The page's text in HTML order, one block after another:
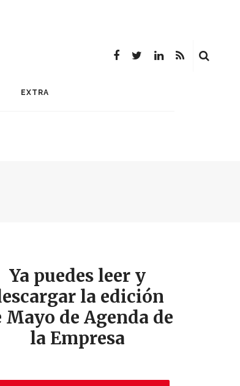
EXTRA
Ya puedes leer y
la edición
Mayo de Agenda de
la Empresa